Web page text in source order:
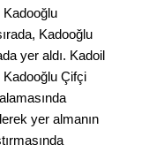
Kadooğlu
yer aldı. Kadoil
Çifçi
yer almanın